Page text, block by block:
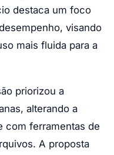
destaca um foco
visando
mais fluida para a
priorizou a
alterando a
com ferramentas de
A proposta